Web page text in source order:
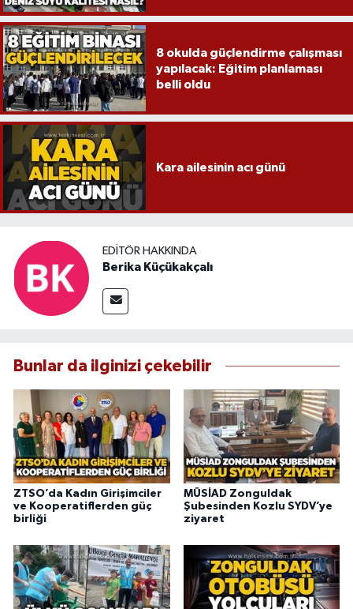
8 okulda güçlendirme çalışması
yapılacak: Eğitim planlaması
belli oldu
Kara ailesinin acı günü
EDITÖR HAKKINDA
Berika Küçükakçalı
Bunlar da ilginizi çekebilir
ZTSO’da Kadın Girişimciler
ve Kooperatiflerden güç
birliği
MÜSİAD Zonguldak
Şubesinden Kozlu SYDV’ye
ziyaret